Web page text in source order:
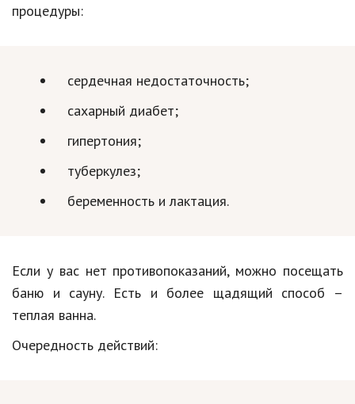
процедуры:
сердечная недостаточность;
сахарный диабет;
гипертония;
туберкулез;
беременность и лактация.
Если у вас нет противопоказаний, можно посещать
баню и сауну. Есть и более щадящий способ –
теплая ванна.
Очередность действий: